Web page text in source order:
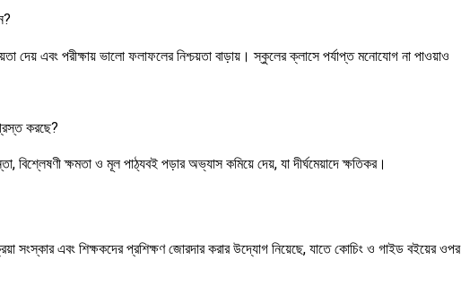
দেয় এবং পরীক্ষায় ভালো ফলাফলের নিশ্চয়তা বাড়ায়। স্কুলের ক্লাসে পর্যাপ্ত মনোযোগ না পাওয়াও
করছে?
বিশ্লেষণী ক্ষমতা ও মূল পাঠ্যবই পড়ার অভ্যাস কমিয়ে দেয়, যা দীর্ঘমেয়াদে ক্ষতিকর।
সংস্কার এবং শিক্ষকদের প্রশিক্ষণ জোরদার করার উদ্যোগ নিয়েছে, যাতে কোচিং ও গাইড বইয়ের ওপর